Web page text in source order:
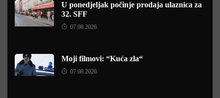
U ponedjeljak počinje prodaja ulaznica za
32. SFF
07.08.2026.
Moji filmovi: “Kuća zla“
07.08.2026.